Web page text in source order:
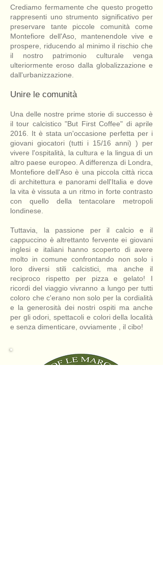
Crediamo fermamente che questo progetto
rappresenti uno strumento significativo per
preservare tante piccole comunità come
Montefiore dell'Aso, mantenendole vive e
prospere, riducendo al minimo il rischio che
il nostro patrimonio culturale venga
ulteriormente eroso dalla globalizzazione e
dall'urbanizzazione.
Unire le comunità
Una delle nostre prime storie di successo è
il tour calcistico "But First Coffee" di aprile
2016. It è stata un'occasione perfetta per i
giovani giocatori (tutti i 15/16 anni) ) per
vivere l'ospitalità, la cultura e la lingua di un
altro paese europeo. A differenza di Londra,
Montefiore dell'Aso è una piccola città ricca
di architettura e panorami dell'Italia e dove
la vita è vissuta a un ritmo in forte contrasto
con quello della tentacolare metropoli
londinese.
Tuttavia, la passione per il calcio e il
cappuccino è altrettanto fervente ei giovani
inglesi e italiani hanno scoperto di avere
molto in comune confrontando non solo i
loro diversi stili calcistici, ma anche il
reciproco rispetto per pizza e gelato! I
ricordi del viaggio vivranno a lungo per tutti
coloro che c'erano non solo per la cordialità
e la generosità dei nostri ospiti ma anche
per gli odori, spettacoli e colori della località
e senza dimenticare, ovviamente , il cibo!